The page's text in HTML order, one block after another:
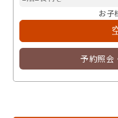
お子
予約照会